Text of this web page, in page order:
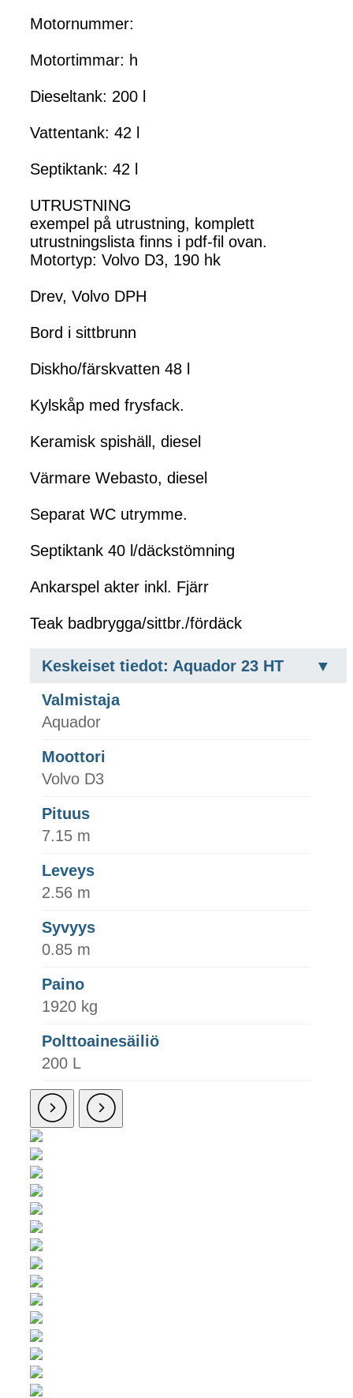
Motornummer:
Motortimmar: h
Dieseltank: 200 l
Vattentank: 42 l
Septiktank: 42 l
UTRUSTNING
exempel på utrustning, komplett
utrustningslista finns i pdf-fil ovan.
Motortyp: Volvo D3, 190 hk
Drev, Volvo DPH
Bord i sittbrunn
Diskho/färskvatten 48 l
Kylskåp med frysfack.
Keramisk spishäll, diesel
Värmare Webasto, diesel
Separat WC utrymme.
Septiktank 40 l/däckstömning
Ankarspel akter inkl. Fjärr
Teak badbrygga/sittbr./fördäck
Keskeiset tiedot: Aquador 23 HT
Valmistaja
Aquador
Moottori
Volvo D3
Pituus
7.15 m
Leveys
2.56 m
Syvyys
0.85 m
Paino
1920 kg
Polttoainesäiliö
200 L